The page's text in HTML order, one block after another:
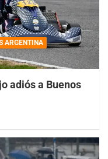
ARGENTINA
adiós a Buenos